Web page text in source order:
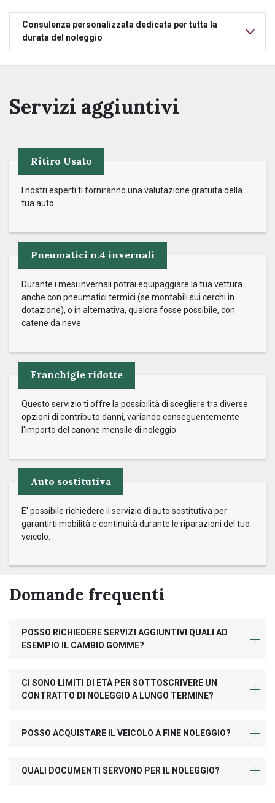
Consulenza personalizzata dedicata per tutta la
durata del noleggio
Servizi aggiuntivi
Ritiro Usato
I nostri esperti ti forniranno una valutazione gratuita della
tua auto.
Pneumatici n.4 invernali
Durante i mesi invernali potrai equipaggiare la tua vettura
anche con pneumatici termici (se montabili sui cerchi in
dotazione), o in alternativa, qualora fosse possibile, con
catene da neve.
Franchigie ridotte
Questo servizio ti offre la possibilità di scegliere tra diverse
opzioni di contributo danni, variando conseguentemente
l'importo del canone mensile di noleggio.
Auto sostitutiva
E' possibile richiedere il servizio di auto sostitutiva per
garantirti mobilità e continuità durante le riparazioni del tuo
veicolo.
Domande frequenti
POSSO RICHIEDERE SERVIZI AGGIUNTIVI QUALI AD
ESEMPIO IL CAMBIO GOMME?
CI SONO LIMITI DI ETÀ PER SOTTOSCRIVERE UN
CONTRATTO DI NOLEGGIO A LUNGO TERMINE?
POSSO ACQUISTARE IL VEICOLO A FINE NOLEGGIO?
QUALI DOCUMENTI SERVONO PER IL NOLEGGIO?